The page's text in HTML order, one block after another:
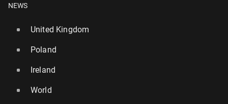
NEWS
United Kingdom
Poland
Ireland
World